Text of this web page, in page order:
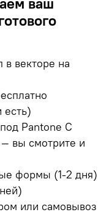
в векторе на
Pantone C
вы смотрите и
формы (1-2 дня)
или самовывоз